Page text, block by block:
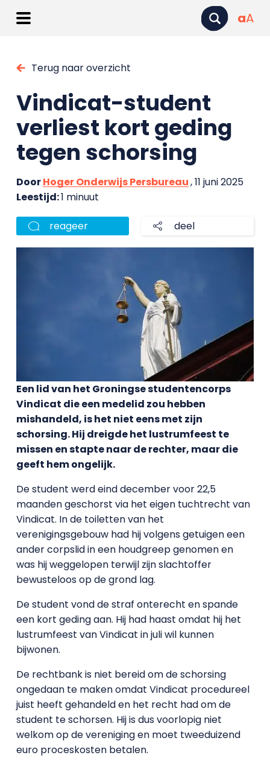
aA
Terug naar overzicht
Vindicat-student
verliest kort geding
tegen schorsing
DoorHoger Onderwijs Persbureau, 11 juni 2025
Leestijd:1 minuut
reageer deel
Een lid van het Groningse studentencorps
Vindicat die een medelid zou hebben
mishandeld, is het niet eens met zijn
schorsing. Hij dreigde het lustrumfeest te
missen en stapte naar de rechter, maar die
geeft hem ongelijk.
De student werd eind december voor 22,5
maanden geschorst via het eigen tuchtrecht van
Vindicat. In de toiletten van het
verenigingsgebouw had hij volgens getuigen een
ander corpslid in een houdgreep genomen en
was hij weggelopen terwijl zijn slachtoffer
bewusteloos op de grond lag.
De student vond de straf onterecht en spande
een kort geding aan. Hij had haast omdat hij het
lustrumfeest van Vindicat in juli wil kunnen
bijwonen.
De rechtbank is niet bereid om de schorsing
ongedaan te maken omdat Vindicat procedureel
juist heeft gehandeld en het recht had om de
student te schorsen. Hij is dus voorlopig niet
welkom op de vereniging en moet tweeduizend
euro proceskosten betalen.